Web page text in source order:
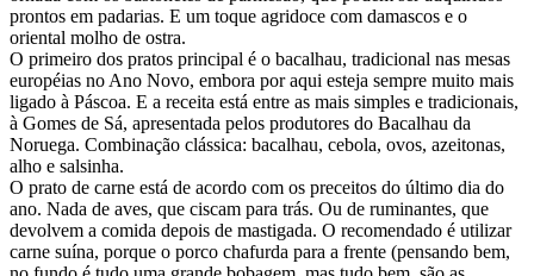
prontos em padarias. E um toque agridoce com damascos e o
oriental molho de ostra.
O primeiro dos pratos principal é o bacalhau, tradicional nas mesas
européias no Ano Novo, embora por aqui esteja sempre muito mais
ligado à Páscoa. E a receita está entre as mais simples e tradicionais,
à Gomes de Sá, apresentada pelos produtores do Bacalhau da
Noruega. Combinação clássica: bacalhau, cebola, ovos, azeitonas,
alho e salsinha.
O prato de carne está de acordo com os preceitos do último dia do
ano. Nada de aves, que ciscam para trás. Ou de ruminantes, que
devolvem a comida depois de mastigada. O recomendado é utilizar
carne suína, porque o porco chafurda para a frente (pensando bem,